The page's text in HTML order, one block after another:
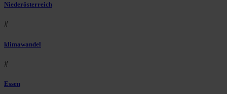
Niederösterreich
#
klimawandel
#
Essen